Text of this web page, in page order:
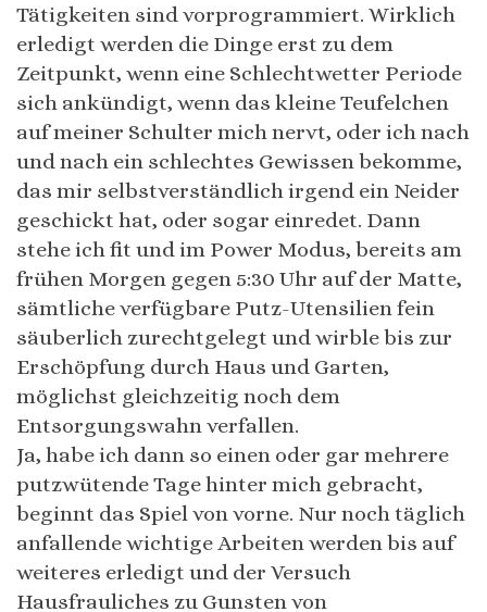
Tätigkeiten sind vorprogrammiert. Wirklich
erledigt werden die Dinge erst zu dem
Zeitpunkt, wenn eine Schlechtwetter Periode
sich ankündigt, wenn das kleine Teufelchen
auf meiner Schulter mich nervt, oder ich nach
und nach ein schlechtes Gewissen bekomme,
das mir selbstverständlich irgend ein Neider
geschickt hat, oder sogar einredet. Dann
stehe ich fit und im Power Modus, bereits am
frühen Morgen gegen 5:30 Uhr auf der Matte,
sämtliche verfügbare Putz-Utensilien fein
säuberlich zurechtgelegt und wirble bis zur
Erschöpfung durch Haus und Garten,
möglichst gleichzeitig noch dem
Entsorgungswahn verfallen.
Ja, habe ich dann so einen oder gar mehrere
putzwütende Tage hinter mich gebracht,
beginnt das Spiel von vorne. Nur noch täglich
anfallende wichtige Arbeiten werden bis auf
weiteres erledigt und der Versuch
Hausfrauliches zu Gunsten von